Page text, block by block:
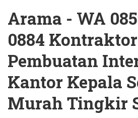
Arama - WA
0884 Kontraktor
Pembuatan
Kantor Kepala
Murah Tingkir